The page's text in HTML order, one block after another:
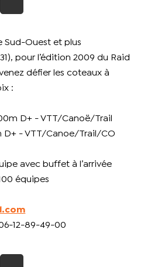
Sud-Ouest et plus
pour l’édition 2009 du Raid
défier les coteaux à
:
D+ - VTT/Canoë/Trail
D+ - VTT/Canoe/Trail/CO
avec buffet à l’arrivée
équipes
12-89-49-00